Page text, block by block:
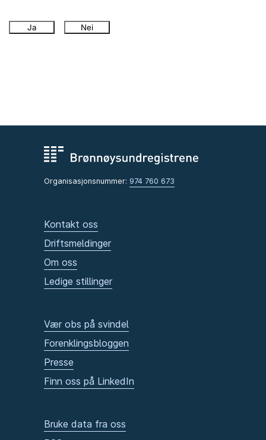
Ja Nei
Organisasjonsnummer: 974 760 673
Kontakt oss
Driftsmeldinger
Om oss
Ledige stillinger
Vær obs på svindel
Forenklingsbloggen
Presse
Finn oss på LinkedIn
Bruke data fra oss